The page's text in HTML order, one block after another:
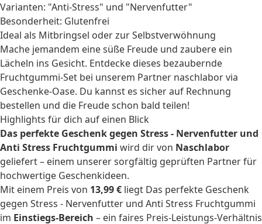
Varianten: "Anti-Stress" und "Nervenfutter"
Besonderheit: Glutenfrei
Ideal als Mitbringsel oder zur Selbstverwöhnung
Mache jemandem eine süße Freude und zaubere ein
Lächeln ins Gesicht. Entdecke dieses bezaubernde
Fruchtgummi-Set bei unserem Partner naschlabor via
Geschenke-Oase. Du kannst es sicher auf Rechnung
bestellen und die Freude schon bald teilen!
Highlights für dich auf einen Blick
Das perfekte Geschenk gegen Stress - Nervenfutter und
Anti Stress Fruchtgummi wird dir von Naschlabor
geliefert – einem unserer sorgfältig geprüften Partner für
hochwertige Geschenkideen.
Mit einem Preis von 13,99 € liegt Das perfekte Geschenk
gegen Stress - Nervenfutter und Anti Stress Fruchtgummi
im Einstiegs-Bereich – ein faires Preis-Leistungs-Verhältnis